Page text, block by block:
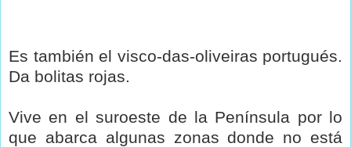
Es también el visco-das-oliveiras portugués.
Da bolitas rojas.
Vive en el suroeste de la Península por lo
que abarca algunas zonas donde no está